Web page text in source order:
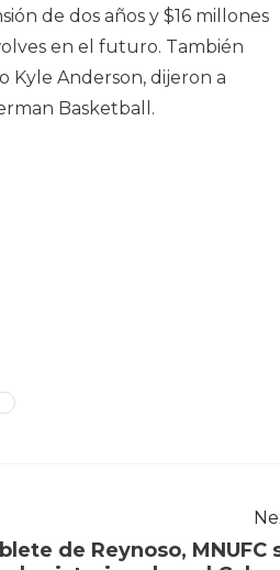
de dos años y $16 millones
en el futuro. También
Kyle Anderson, dijeron a
Basketball.
de Reynoso, MNUFC